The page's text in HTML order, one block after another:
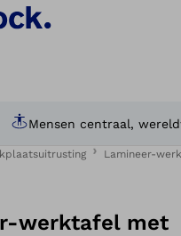
Mensen centraal,
Lamineer-
werktafel met